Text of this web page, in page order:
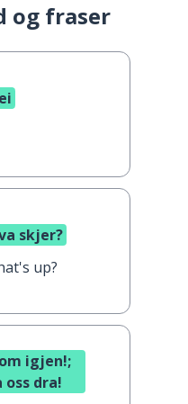
og fraser
skjer?
up?
igjen!;
oss dra!